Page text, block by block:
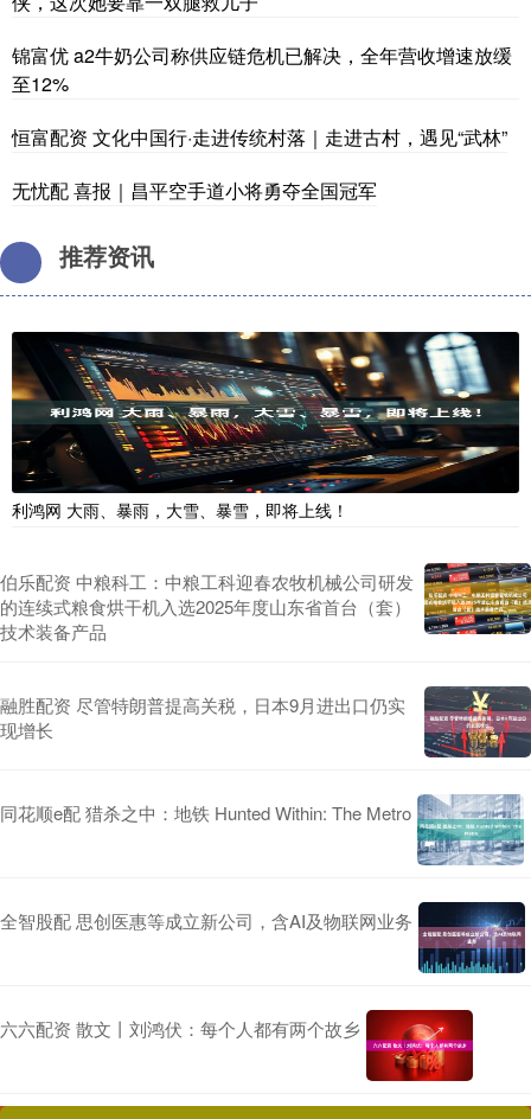
锦富优 a2牛奶公司称供应链危机已解决，全年营收增速放缓
至12%
恒富配资 文化中国行·走进传统村落｜走进古村，遇见“武林”
无忧配 喜报｜昌平空手道小将勇夺全国冠军
推荐资讯
利鸿网 大雨、暴雨，大雪、暴雪，即将上线！
伯乐配资 中粮科工：中粮工科迎春农牧机械公司研发
的连续式粮食烘干机入选2025年度山东省首台（套）
技术装备产品
融胜配资 尽管特朗普提高关税，日本9月进出口仍实
现增长
同花顺e配 猎杀之中：地铁 Hunted Within: The Metro
全智股配 思创医惠等成立新公司，含AI及物联网业务
六六配资 散文丨刘鸿伏：每个人都有两个故乡